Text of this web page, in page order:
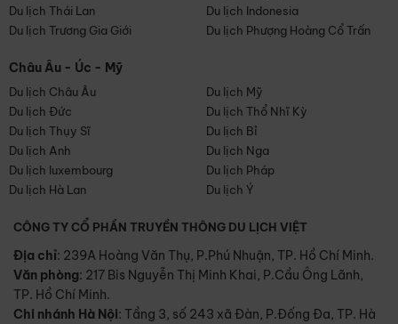
Du lịch Thái Lan
Du lịch Indonesia
Du lịch Trương Gia Giới
Du lịch Phượng Hoàng Cổ Trấn
Châu Âu - Úc - Mỹ
Du lịch Châu Âu
Du lịch Mỹ
Du lịch Đức
Du lịch Thổ Nhĩ Kỳ
Du lịch Thụy Sĩ
Du lịch Bỉ
Du lịch Anh
Du lịch Nga
Du lịch luxembourg
Du lịch Pháp
Du lịch Hà Lan
Du lịch Ý
CÔNG TY CỔ PHẦN TRUYỀN THÔNG DU LỊCH VIỆT
Địa chỉ: 239A Hoàng Văn Thụ, P.Phú Nhuận, TP. Hồ Chí Minh.
Văn phòng: 217 Bis Nguyễn Thị Minh Khai, P.Cầu Ông Lãnh,
TP. Hồ Chí Minh.
Chi nhánh Hà Nội: Tầng 3, số 243 xã Đàn, P.Đống Đa, TP. Hà